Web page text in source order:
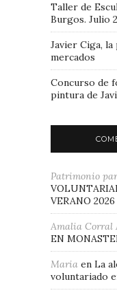
Taller de
Burgos. Julio
Javier Ciga,
mercados
Concurso de
pintura de
Patrimonio
VERANO 2026
Amalia Corral
EN
Maria en La
voluntariado